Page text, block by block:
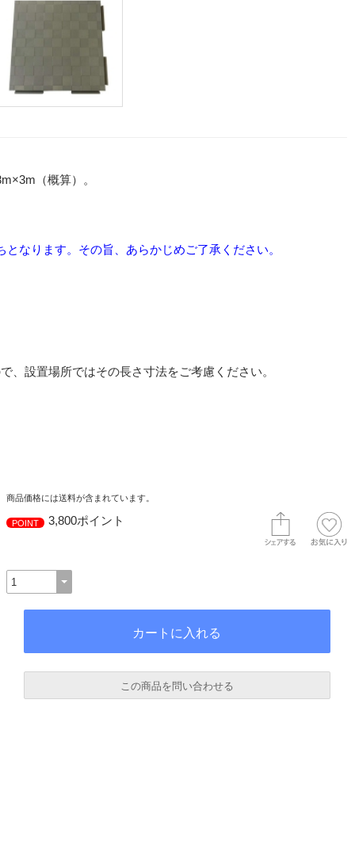
（概算）。
なります。その旨、あらかじめご了承ください。
設置場所ではその長さ寸法をご考慮ください。
商品価格には送料が含まれています。
POINT 3,800ポイント
この商品を問い合わせる